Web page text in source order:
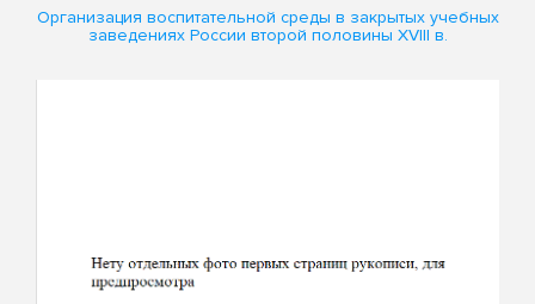
Организация воспитательной среды в закрытых учебных
заведениях России второй половины XVIII в.